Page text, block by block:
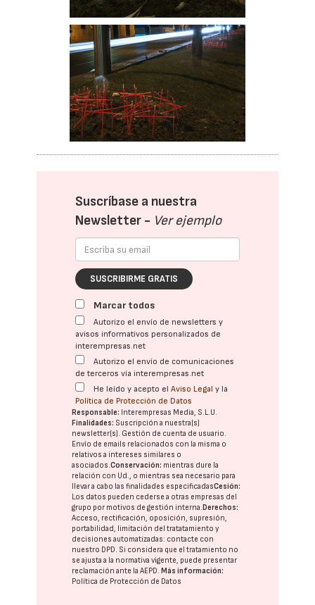
Suscríbase a nuestra
Newsletter - Ver ejemplo
SUSCRIBIRME GRATIS
Marcar todos
Autorizo el envío de newsletters y
avisos informativos personalizados de
interempresas.net
Autorizo el envío de comunicaciones
de terceros vía interempresas.net
He leído y acepto elAviso Legal y la
Política de Protección de Datos
Responsable: Interempresas Media, S.L.U.
Finalidades: Suscripción a nuestra(s)
newsletter(s). Gestión de cuenta de usuario.
Envío de emails relacionados con la misma o
relativos a intereses similares o
asociados.Conservación: mientras dure la
relación con Ud., o mientras sea necesario para
llevar a cabo las finalidades especificadasCesión:
Los datos pueden cederse a otras empresas del
grupo por motivos de gestión interna. Derechos:
Acceso, rectificación, oposición, supresión,
portabilidad, limitación del tratatamiento y
decisiones automatizadas: contacte con
nuestro DPD. Si considera que el tratamiento no
se ajusta a la normativa vigente, puede presentar
reclamación ante laAEPD. Más información:
Política de Protección de Datos